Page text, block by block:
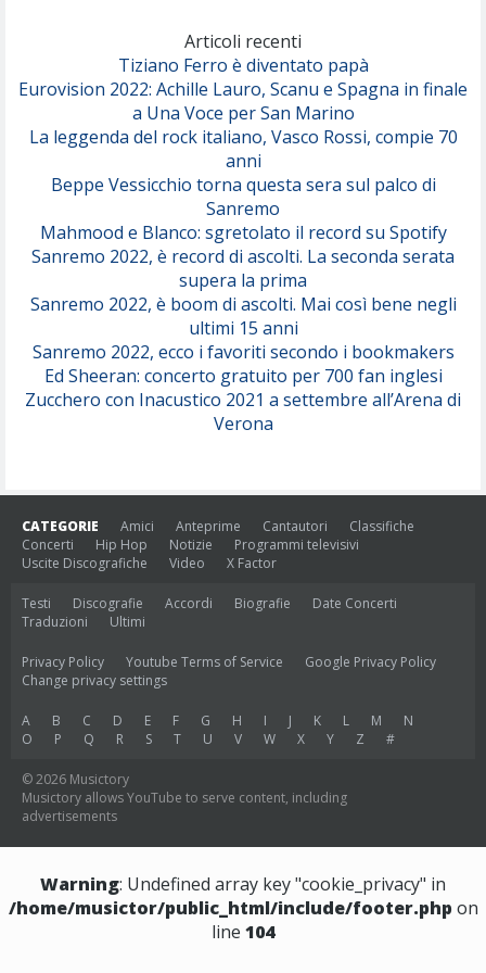
Serenamente
Articoli recenti
Tiziano Ferro è diventato papà
Eurovision 2022: Achille Lauro, Scanu e Spagna in finale
a Una Voce per San Marino
La leggenda del rock italiano, Vasco Rossi, compie 70
anni
Beppe Vessicchio torna questa sera sul palco di
Sanremo
Mahmood e Blanco: sgretolato il record su Spotify
Sanremo 2022, è record di ascolti. La seconda serata
supera la prima
Sanremo 2022, è boom di ascolti. Mai così bene negli
ultimi 15 anni
Sanremo 2022, ecco i favoriti secondo i bookmakers
Ed Sheeran: concerto gratuito per 700 fan inglesi
Zucchero con Inacustico 2021 a settembre all’Arena di
Verona
CATEGORIE Amici Anteprime Cantautori
Classifiche
Concerti
Hip Hop Notizie
Programmi televisivi
Uscite Discografiche
Video X Factor
Testi Discografie Accordi Biografie
Date Concerti
Traduzioni
Ultimi
Privacy Policy Youtube Terms of Service
Google Privacy Policy
Change privacy settings
A B C D E F G H I J K L M
N
O
P Q R S T U V W X Y Z #
© 2026 Musictory
Musictory allows YouTube to serve content, including
advertisements
Warning: Undefined array key "cookie_privacy" in
/home/musictor/public_html/include/footer.php on
line 104